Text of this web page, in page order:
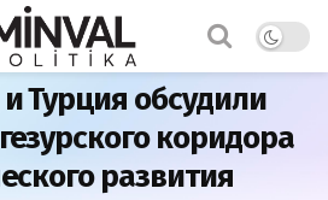
Турция обсудили
коридора
развития